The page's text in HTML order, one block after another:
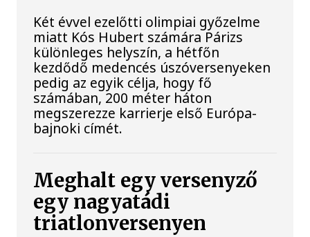
Két évvel ezelőtti olimpiai győzelme
miatt Kós Hubert számára Párizs
különleges helyszín, a hétfőn
kezdődő medencés úszóversenyeken
pedig az egyik célja, hogy fő
számában, 200 méter háton
megszerezze karrierje első Európa-
bajnoki címét.
Meghalt egy versenyző
egy nagyatádi
triatlonversenyen